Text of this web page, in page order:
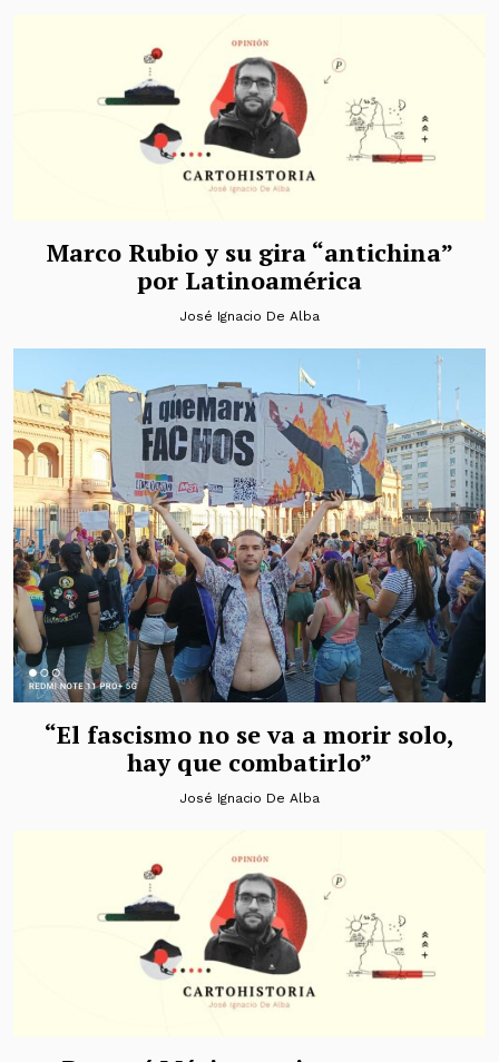
Marco Rubio y su gira “antichina”
por Latinoamérica
José Ignacio De Alba
“El fascismo no se va a morir solo,
hay que combatirlo”
José Ignacio De Alba